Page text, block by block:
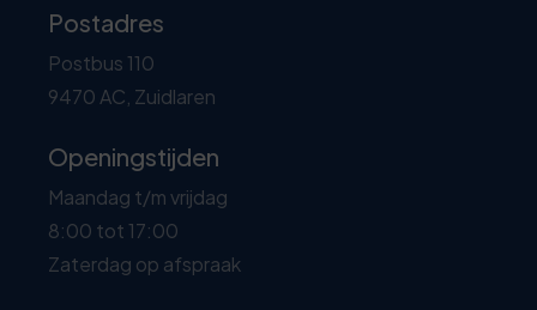
Postadres
Postbus 110
9470 AC, Zuidlaren
Openingstijden
Maandag t/m vrijdag
8:00 tot 17:00
Zaterdag op afspraak